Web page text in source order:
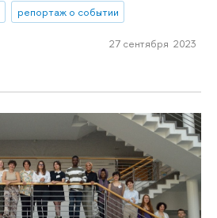
репортаж о событии
27 сентября 2023